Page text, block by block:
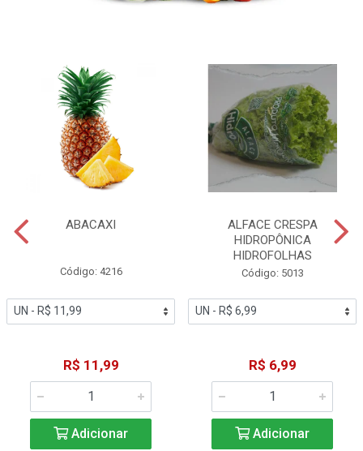
ABACAXI
Código: 4216
R$ 11,99
Adicionar
ALFACE CRESPA
HIDROPÔNICA
HIDROFOLHAS
Código: 5013
R$ 6,99
Adicionar